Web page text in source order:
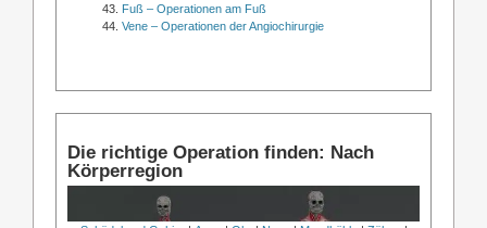
Fuß – Operationen am Fuß
Vene – Operationen der Angiochirurgie
Die richtige Operation finden: Nach
Körperregion